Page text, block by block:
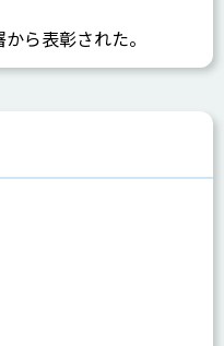
ら表彰された。